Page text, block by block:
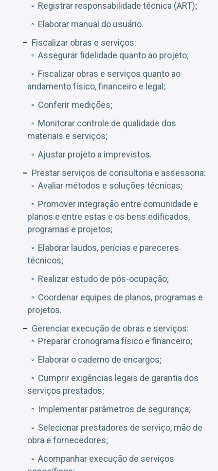
Registrar responsabilidade técnica (ART);
Elaborar manual do usuário.
Fiscalizar obras e serviços:
Assegurar fidelidade quanto ao projeto;
Fiscalizar obras e serviços quanto ao
andamento físico, financeiro e legal;
Conferir medições;
Monitorar controle de qualidade dos
materiais e serviços;
Ajustar projeto a imprevistos.
Prestar serviços de consultoria e assessoria:
Avaliar métodos e soluções técnicas;
Promover integração entre comunidade e
planos e entre estas e os bens edificados,
programas e projetos;
Elaborar laudos, perícias e pareceres
técnicos;
Realizar estudo de pós-ocupação;
Coordenar equipes de planos, programas e
projetos.
Gerenciar execução de obras e serviços:
Preparar cronograma físico e financeiro;
Elaborar o caderno de encargos;
Cumprir exigências legais de garantia dos
serviços prestados;
Implementar parâmetros de segurança;
Selecionar prestadores de serviço, mão de
obra e fornecedores;
Acompanhar execução de serviços